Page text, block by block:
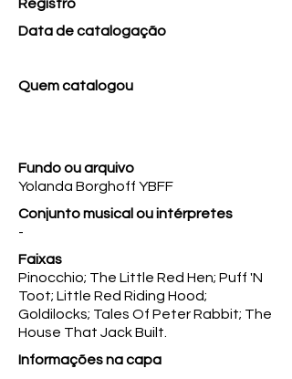
Registro
Data de catalogação
Quem catalogou
Fundo ou arquivo
Yolanda Borghoff YBFF
Conjunto musical ou intérpretes
-
Faixas
Pinocchio; The Little Red Hen; Puff 'N
Toot; Little Red Riding Hood;
Goldilocks; Tales Of Peter Rabbit; The
House That Jack Built.
Informações na capa